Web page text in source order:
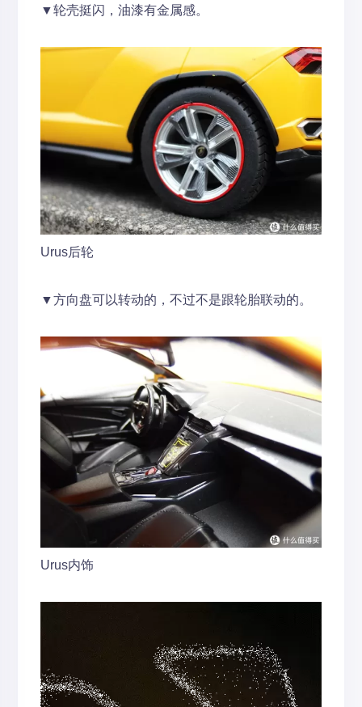
▼轮壳挺闪，油漆有金属感。
Urus后轮
▼方向盘可以转动的，不过不是跟轮胎联动的。
Urus内饰